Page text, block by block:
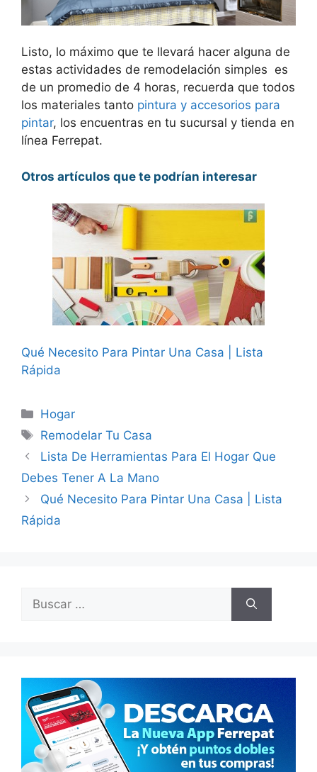
Listo, lo máximo que te llevará hacer alguna de
estas actividades de remodelación simples es
de un promedio de 4 horas, recuerda que todos
los materiales tanto pintura y accesorios para
pintar, los encuentras en tu sucursal y tienda en
línea Ferrepat.
Otros artículos que te podrían interesar
Qué Necesito Para Pintar Una Casa | Lista
Rápida
Categorías
Hogar
Etiquetas
Remodelar Tu Casa
Lista De Herramientas Para El Hogar Que
Debes Tener A La Mano
Qué Necesito Para Pintar Una Casa | Lista
Rápida